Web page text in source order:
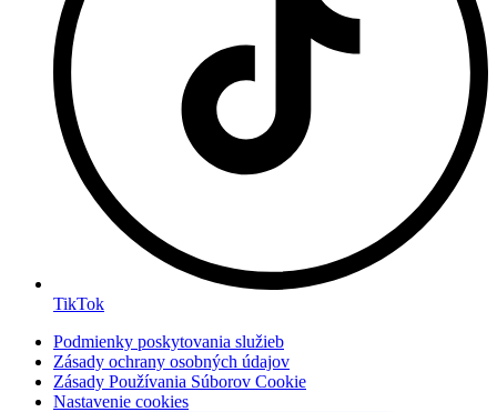
TikTok
Podmienky poskytovania služieb
Zásady ochrany osobných údajov
Zásady Používania Súborov Cookie
Nastavenie cookies